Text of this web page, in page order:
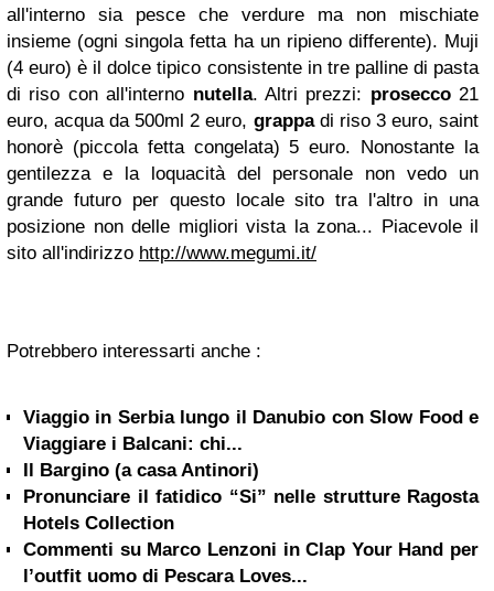
all'interno sia pesce che verdure ma non mischiate
insieme (ogni singola fetta ha un ripieno differente). Muji
(4 euro) è il dolce tipico consistente in tre palline di pasta
di riso con all'interno nutella. Altri prezzi: prosecco21
euro, acqua da 500ml 2 euro, grappadi riso 3 euro, saint
honorè (piccola fetta congelata) 5 euro. Nonostante la
gentilezza e la loquacità del personale non vedo un
grande futuro per questo locale sito tra l'altro in una
posizione non delle migliori vista la zona... Piacevole il
sito all'indirizzo http://www.megumi.it/
Potrebbero interessarti anche :
Viaggio in Serbia lungo il Danubio con Slow Food e
Viaggiare i Balcani: chi...
Il Bargino (a casa Antinori)
Pronunciare il fatidico “Si” nelle strutture Ragosta
Hotels Collection
Commenti su Marco Lenzoni in Clap Your Hand per
l’outfit uomo di Pescara Loves...